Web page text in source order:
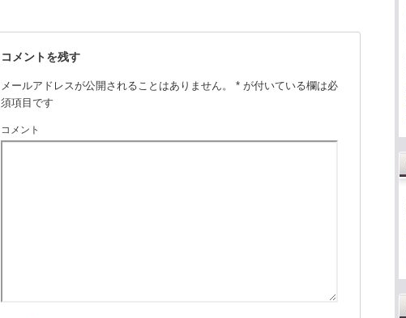
コメントを残す
メールアドレスが公開されることはありません。 * が付いている欄は必
須項目です
コメント